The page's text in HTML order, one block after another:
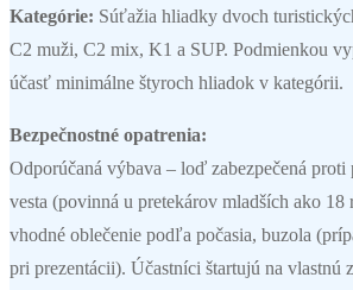
Kategórie: Súťažia hliadky dvoch
C2 muži, C2 mix, K1 a SUP. Podmienkou
účasť minimálne štyroch hliadok v kategórii.
Bezpečnostné opatrenia:
Odporúčaná výbava – loď zabezpečená proti
vesta (povinná u pretekárov mladších ako 18
vhodné oblečenie podľa počasia, buzola
pri prezentácii). Účastníci štartujú na vlastnú